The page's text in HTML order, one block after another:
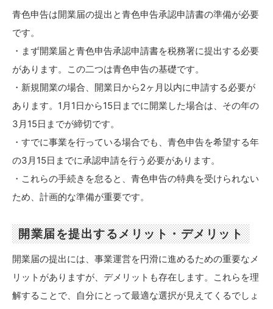
青色申告は開業届の提出と青色申告承認申請書の準備が必要
です。
・まず開業届と青色申告承認申請書を税務署に提出する必要
があります。この二つは青色申告の基礎です。
・新規開業の場合、開業日から2ヶ月以内に申請する必要が
あります。1月1日から15日までに開業した場合は、その年の
3月15日までが締切です。
・すでに事業を行っている場合でも、青色申告を希望する年
の3月15日までに承認申請を行う必要があります。
・これらの手続きを怠ると、青色申告の特典を受けられない
ため、計画的な準備が重要です。
開業届を提出するメリット・デメリット
開業届の提出には、事業運営を円滑に進めるための重要なメ
リットがありますが、デメリットも存在します。これらを理
解することで、自分にとって最適な選択が見えてくるでしょ